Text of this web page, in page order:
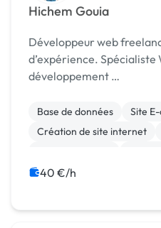
Hichem Gouia
Développeur web
d’expérience. Spécialiste
développement …
Base de données
Site
Création de site internet
Migration ou refonte de site
40 €/h